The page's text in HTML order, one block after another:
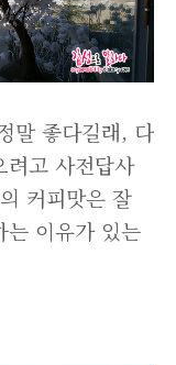
말 좋다길래, 다
려고 사전답사
커피맛은 잘
는 이유가 있는